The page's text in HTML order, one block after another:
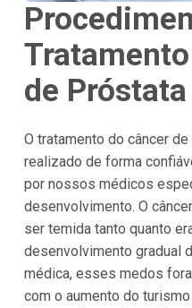
de
O tratamento do câncer
realizado de forma
por nossos médicos
desenvolvimento. O
ser temida tanto quanto
desenvolvimento gradual
médica, esses medos
com o aumento do